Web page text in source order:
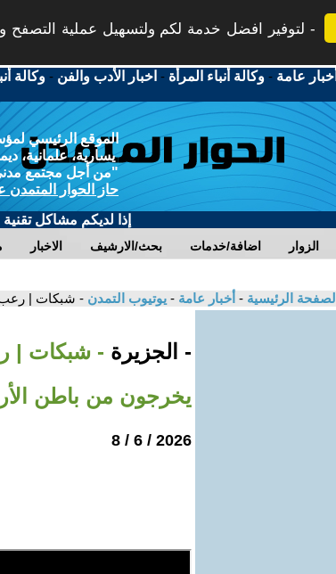
لتوفير افضل خدمة لكم ولتسهيل عملية التصفح
أخبار عامة -وكالة أنباء المرأة - اخبار الأدب والفن -وكالة
الموقع الرئيسي
يسارية، علمانية،
"من أجل مجتمع مدني
حاز الحوار المتمدن
إذا لديكم مشاكل
الاخبار بحث/الارشيف اضافة/خدمات الزوار
الصفحة الرئيسية - أخبار عامة - يوتيوب التمدن - شبكات | رعب
- الجزيرة - شبكات |
يخرجون من باطن
2026 / 6 / 8